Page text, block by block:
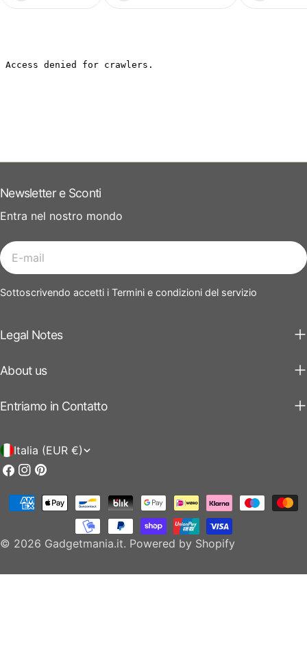
Legal Notes
About us
Entriamo in Contatto
Newsletter e Sconti
Entra nel nostro mondo
E-
mail
Sottoscrivendo accetti i Termini e condizioni del servizio
P
a
e
Italia (EUR €)
Facebook
Instagram
Pinterest
© 2026 Gadgetmania.it. Powered by Shopify
Modalità
pagamento